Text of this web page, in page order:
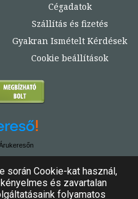
Cégadatok
Szállítás és fizetés
Gyakran Ismételt Kérdések
Cookie beállítások